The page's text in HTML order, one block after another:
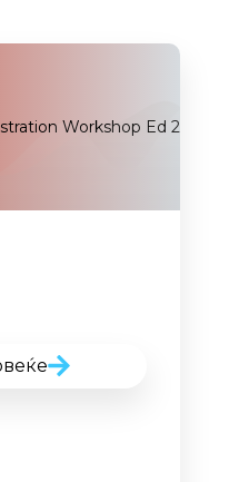
Workshop Ed 2